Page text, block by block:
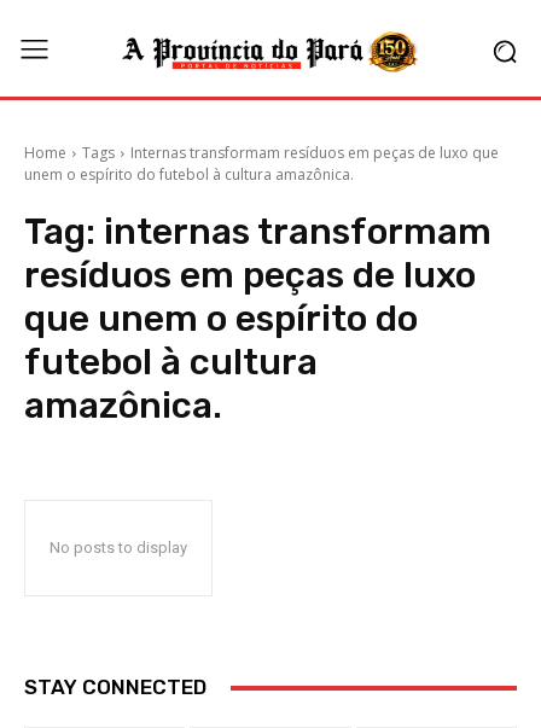
Home Tags
Internas transformam resíduos em peças de luxo que
unem o espírito do futebol à cultura amazônica.
Tag: internas transformam
resíduos em peças de luxo
que unem o espírito do
futebol à cultura
amazônica.
No posts to display
STAY CONNECTED